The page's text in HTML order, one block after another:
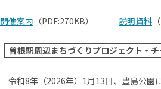
開催案内 （PDF:270KB） 説明資料
曽根駅周辺まちづくりプロジェクト・
令和8年（2026年）1月13日、豊島公園